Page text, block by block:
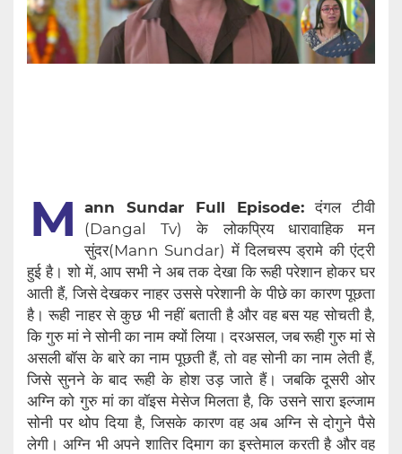
M ann Sundar Full Episode: दंगल टीवी
(Dangal Tv) के लोकप्रिय धारावाहिक मन
सुंदर(Mann Sundar) में दिलचस्प ड्रामे की एंट्री
हुई है। शो में, आप सभी ने अब तक देखा कि रूही परेशान होकर घर
आती हैं, जिसे देखकर नाहर उससे परेशानी के पीछे का कारण पूछता
है। रूही नाहर से कुछ भी नहीं बताती है और वह बस यह सोचती है,
कि गुरु मां ने सोनी का नाम क्यों लिया। दरअसल, जब रूही गुरु मां से
असली बॉस के बारे का नाम पूछती हैं, तो वह सोनी का नाम लेती हैं,
जिसे सुनने के बाद रूही के होश उड़ जाते हैं। जबकि दूसरी ओर
अग्नि को गुरु मां का वॉइस मेसेज मिलता है, कि उसने सारा इल्जाम
सोनी पर थोप दिया है, जिसके कारण वह अब अग्नि से दोगुने पैसे
लेगी। अग्नि भी अपने शातिर दिमाग का इस्तेमाल करती है और वह